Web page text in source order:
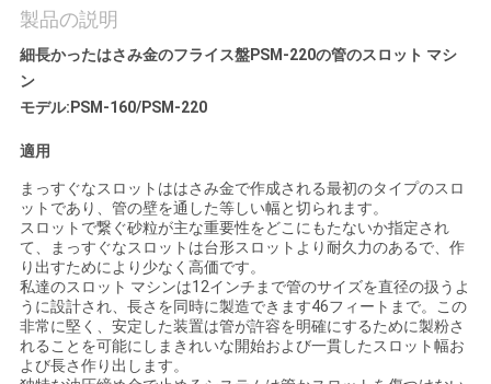
引
用
を
要
求
し
な
さ
製品の説明
細長かったはさみ金のフライス盤PSM-220の管のスロット マシ
ン
モデル:PSM-160/PSM-220
適用
まっすぐなスロットははさみ金で作成される最初のタイプのスロ
ットであり、管の壁を通した等しい幅と切られます。
スロットで繋ぐ砂粒が主な重要性をどこにもたないか指定され
て、まっすぐなスロットは台形スロットより耐久力のあるで、作
り出すためにより少なく高価です。
私達のスロット マシンは12インチまで管のサイズを直径の扱うよ
うに設計され、長さを同時に製造できます46フィートまで。この
非常に堅く、安定した装置は管が許容を明確にするために製粉さ
れることを可能にしまきれいな開始および一貫したスロット幅お
よび長さ作り出します。